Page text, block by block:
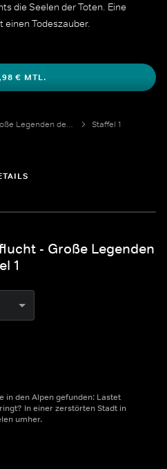
die Seelen der Toten. Eine
Todeszauber.
€ MTL.
Verflucht - Große Legenden der Geschichte
Staffel 1
- Große Legenden
1
in den Alpen gefunden: Lastet
In einer zerstörten Stadt in
umher.